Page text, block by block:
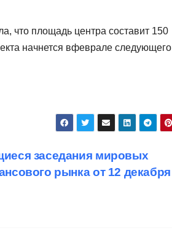
что площадь центра составит 150
начнется вфеврале следующего
заседания мировых
рынка от 12 декабря